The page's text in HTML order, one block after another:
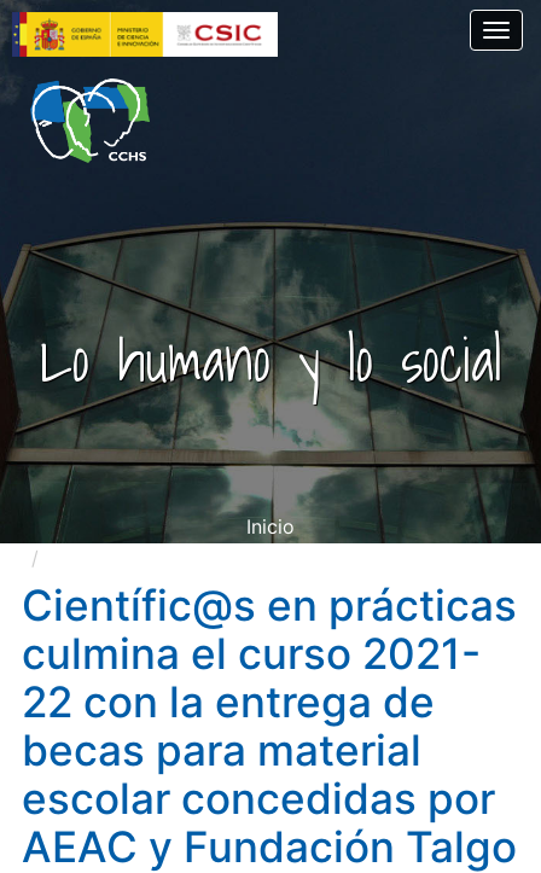
Pasar
al
contenido
principal
Lo humano y lo social
Inicio
con la entrega de becas para material escolar
concedidas por AEAC y Fundación Talgo
Científic@s en prácticas
culmina el curso 2021-
22 con la entrega de
becas para material
escolar concedidas por
AEAC y Fundación Talgo